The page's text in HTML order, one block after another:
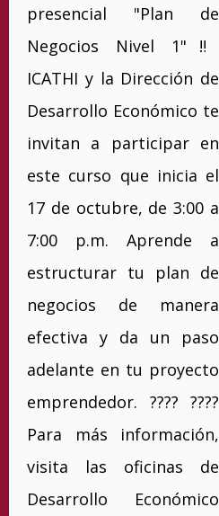
presencial "Plan de
Negocios Nivel 1"‼️
ICATHI y la Dirección de
Desarrollo Económico te
invitan a participar en
este curso que inicia el
17 de octubre, de 3:00 a
7:00 p.m. Aprende a
estructurar tu plan de
negocios de manera
efectiva y da un paso
adelante en tu proyecto
emprendedor. ????️ ????
Para más información,
visita las oficinas de
Desarrollo Económico